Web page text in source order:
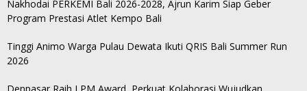
Nakhodai PERKEMI Bali 2026-2028, Ajrun Karim Siap Geber
Program Prestasi Atlet Kempo Bali
Tinggi Animo Warga Pulau Dewata Ikuti QRIS Bali Summer Run
2026